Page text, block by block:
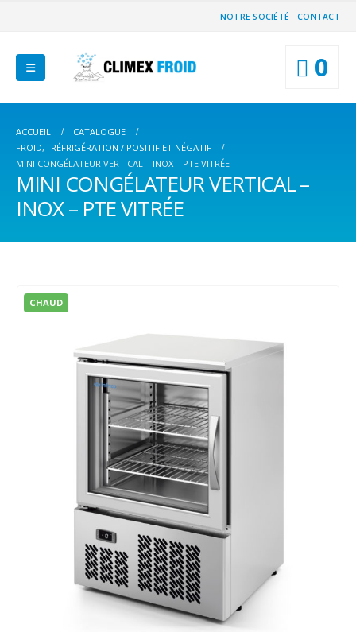
NOTRE SOCIÉTÉ CONTACT
0
ACCUEIL
CATALOGUE
FROID,
RÉFRIGÉRATION / POSITIF ET NÉGATIF
MINI CONGÉLATEUR VERTICAL – INOX – PTE VITRÉE
MINI CONGÉLATEUR VERTICAL –
INOX – PTE VITRÉE
CHAUD